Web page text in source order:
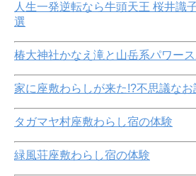
人生一発逆転なら牛頭天王 桜井識
選
椿大神社かなえ滝と山岳系パワース
家に座敷わらしが来た!?不思議なお
タガマヤ村座敷わらし宿の体験
緑風荘座敷わらし宿の体験